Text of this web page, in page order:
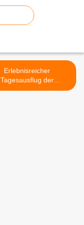
Erlebnisreicher
Tagesausflug der
Veitshöchheimer